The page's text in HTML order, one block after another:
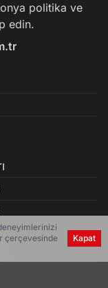
politika ve
edin.
çerçevesinde
Kapat